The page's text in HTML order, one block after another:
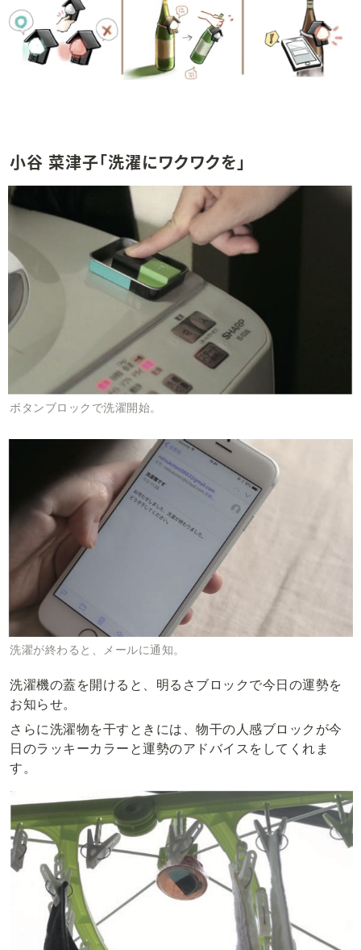
小谷 菜津子「洗濯にワクワクを」
ボタンブロックで洗濯開始。
洗濯が終わると、メールに通知。
洗濯機の蓋を開けると、明るさブロックで今日の運勢を
お知らせ。
さらに洗濯物を干すときには、物干の人感ブロックが今
日のラッキーカラーと運勢のアドバイスをしてくれま
す。